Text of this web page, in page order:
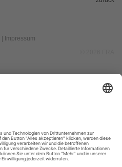
| Impressum